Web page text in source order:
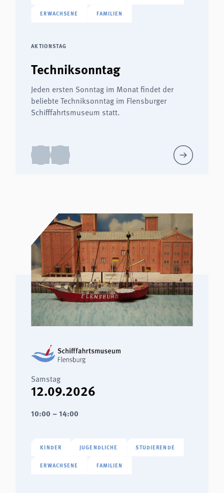
ERWACHSENE FAMILIEN
AKTIONSTAG
Techniksonntag
Jeden ersten Sonntag im Monat findet der
beliebte Techniksonntag im Flensburger
Schifffahrtsmuseum statt.
Samstag
12.09.2026
10:00 – 14:00
KINDER JUGENDLICHE STUDIERENDE
ERWACHSENE FAMILIEN